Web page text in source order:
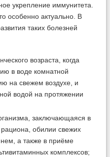
укрепление иммунитета.
особенно актуально. В
таких болезней
возраста, когда
в воде комнатной
на свежем воздухе, и
водой на протяжении
заключающаяся в
обилии свежих
а также в приёме
комплексов;